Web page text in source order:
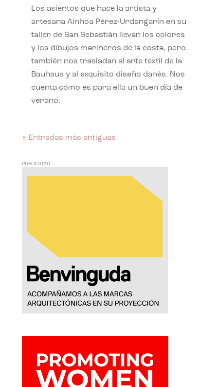
Los asientos que hace la artista y
artesana Ainhoa Pérez-Urdangarín en su
taller de San Sebastián llevan los colores
y los dibujos marineros de la costa, pero
también nos trasladan al arte textil de la
Bauhaus y al exquisito diseño danés. Nos
cuenta cómo es para ella un buen día de
verano.
« Entradas más antiguas
PUBLICIDAD